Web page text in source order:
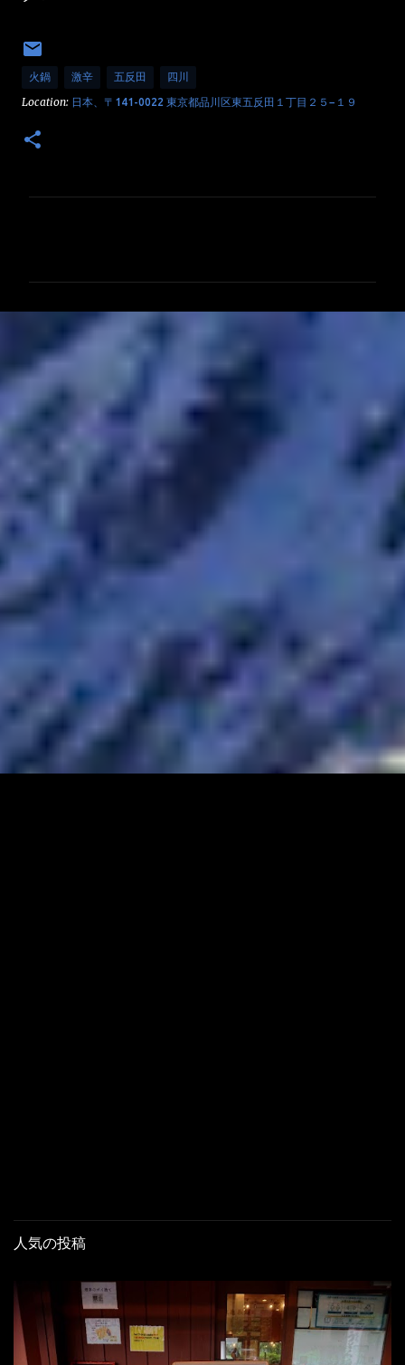
火鍋 激辛 五反田 四川
Location: 日本、〒141-0022 東京都品川区東五反田１丁目２５−１９
人気の投稿